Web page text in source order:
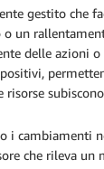
gestito
un
delle azioni
i cambiamenti
che rileva